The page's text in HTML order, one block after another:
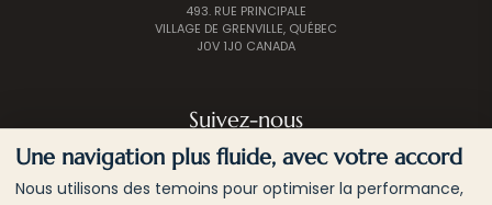
493. RUE PRINCIPALE
VILLAGE DE GRENVILLE, QUÉBEC
J0V 1J0 CANADA
Suivez-nous
Une navigation plus fluide, avec votre accord
Nous utilisons des temoins pour optimiser la performance,